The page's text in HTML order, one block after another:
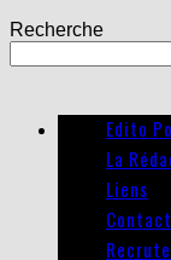
Recherche
Edito
La
Liens
Contact